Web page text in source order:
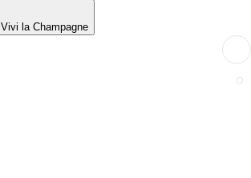
Vivi la Champagne